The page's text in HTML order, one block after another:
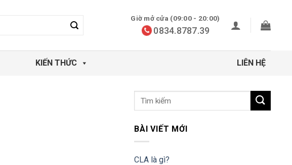
Giờ mở cửa (09:00 - 20:00)
0834.8787.39
KIẾN THỨC LIÊN HỆ
BÀI VIẾT MỚI
CLA là gì?